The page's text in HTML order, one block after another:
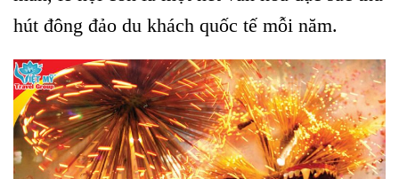
hút đông đảo du khách quốc tế mỗi năm.